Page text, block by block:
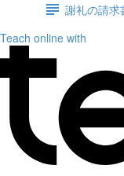
謝礼の請求
Teach online with